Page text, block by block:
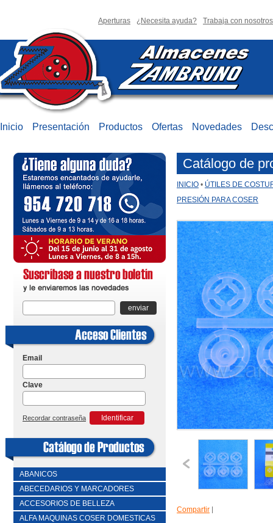
Trabaja con nosotros
¿Necesita ayuda?
Aperturas
Inicio Presentación Productos Ofertas Novedades
enviar
Email
Clave
Recordar contraseña Identificar
ABANICOS
ABECEDARIOS Y MARCADORES
ACCESORIOS DE BELLEZA
ALFA MAQUINAS COSER DOMESTICAS
Catálogo de
INICIO • ÚTILES DE
PRESIÓN PARA COSER
Compartir